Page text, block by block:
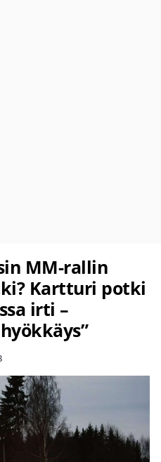
MM-rallin
Kartturi potki
irti –